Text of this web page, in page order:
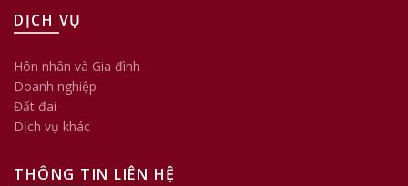
DỊCH VỤ
Hôn nhân và Gia đình
Doanh nghiệp
Đất đai
Dịch vụ khác
THÔNG TIN LIÊN HỆ